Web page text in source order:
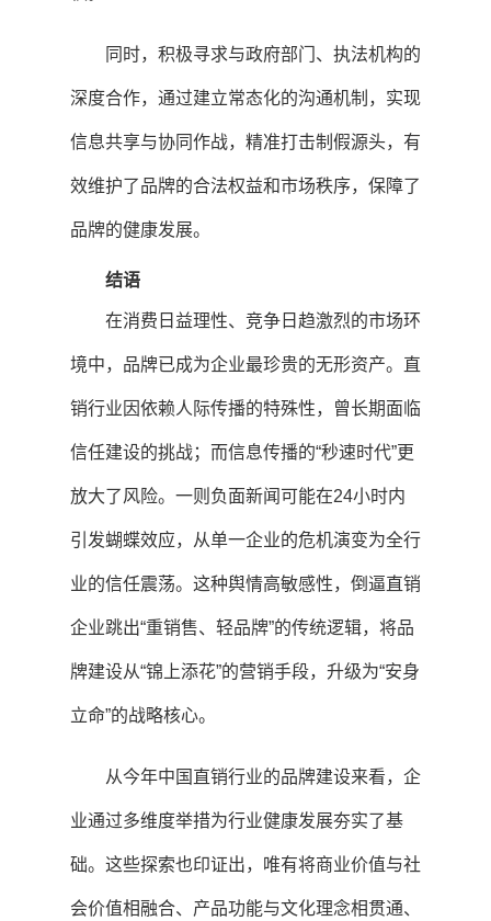
同时，积极寻求与政府部门、执法机构的
深度合作，通过建立常态化的沟通机制，实现
信息共享与协同作战，精准打击制假源头，有
效维护了品牌的合法权益和市场秩序，保障了
品牌的健康发展。
结语
在消费日益理性、竞争日趋激烈的市场环
境中，品牌已成为企业最珍贵的无形资产。直
销行业因依赖人际传播的特殊性，曾长期面临
信任建设的挑战；而信息传播的“秒速时代”更
放大了风险。一则负面新闻可能在24小时内
引发蝴蝶效应，从单一企业的危机演变为全行
业的信任震荡。这种舆情高敏感性，倒逼直销
企业跳出“重销售、轻品牌”的传统逻辑，将品
牌建设从“锦上添花”的营销手段，升级为“安身
立命”的战略核心。
从今年中国直销行业的品牌建设来看，企
业通过多维度举措为行业健康发展夯实了基
础。这些探索也印证出，唯有将商业价值与社
会价值相融合、产品功能与文化理念相贯通、